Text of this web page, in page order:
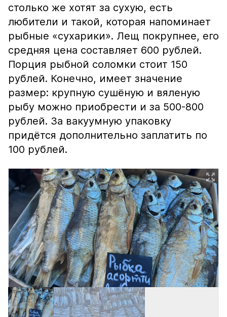
столько же хотят за сухую, есть
любители и такой, которая напоминает
рыбные «сухарики». Лещ покрупнее, его
средняя цена составляет 600 рублей.
Порция рыбной соломки стоит 150
рублей. Конечно, имеет значение
размер: крупную сушёную и вяленую
рыбу можно приобрести и за 500-800
рублей. За вакуумную упаковку
придётся дополнительно заплатить по
100 рублей.